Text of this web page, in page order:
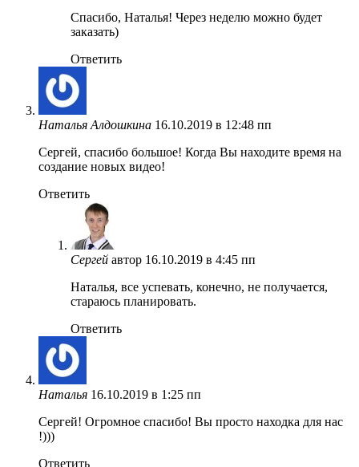
Спасибо, Наталья! Через неделю можно будет
заказать)
Ответить
Наталья Алдошкина 16.10.2019 в 12:48 пп
Сергей, спасибо большое! Когда Вы находите время на
создание новых видео!
Ответить
Сергей автор 16.10.2019 в 4:45 пп
Наталья, все успевать, конечно, не получается,
стараюсь планировать.
Ответить
Наталья 16.10.2019 в 1:25 пп
Сергей! Огромное спасибо! Вы просто находка для нас
!)))
Ответить